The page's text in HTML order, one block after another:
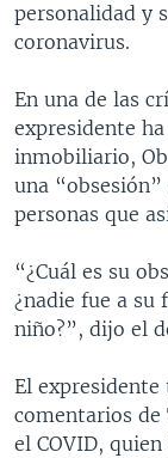
personalidad y
coronavirus.
En una de las
expresidente
inmobiliario,
una
personas que
“¿Cuál es su
¿nadie fue a su
niño?”, dijo el
El
comentarios
el COVID,